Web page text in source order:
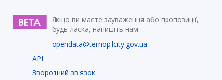
Якщо ви маєте зауваження або пропозиції,
будь ласка, напишіть нам:
opendata@ternopilcity.gov.ua
API
Зворотний зв'язок